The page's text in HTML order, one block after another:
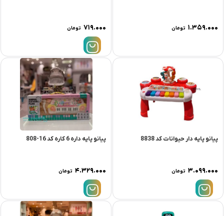
۱.۳۵۹.۰۰۰ تومان ۷۱۹.۰۰۰ تومان
پیانو پایه دار حیوانات کد 8838
۳.۰۹۹.۰۰۰ تومان
پیانو پایه داره 6 کاره کد 16-808
۴.۳۲۹.۰۰۰ تومان